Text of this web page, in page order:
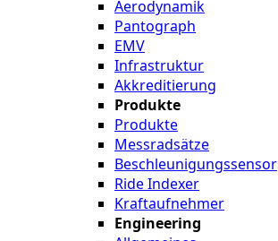
Aerodynamik
Pantograph
EMV
Infrastruktur
Akkreditierung
Produkte
Produkte
Messradsätze
Beschleunigungssensor
Ride Indexer
Kraftaufnehmer
Engineering